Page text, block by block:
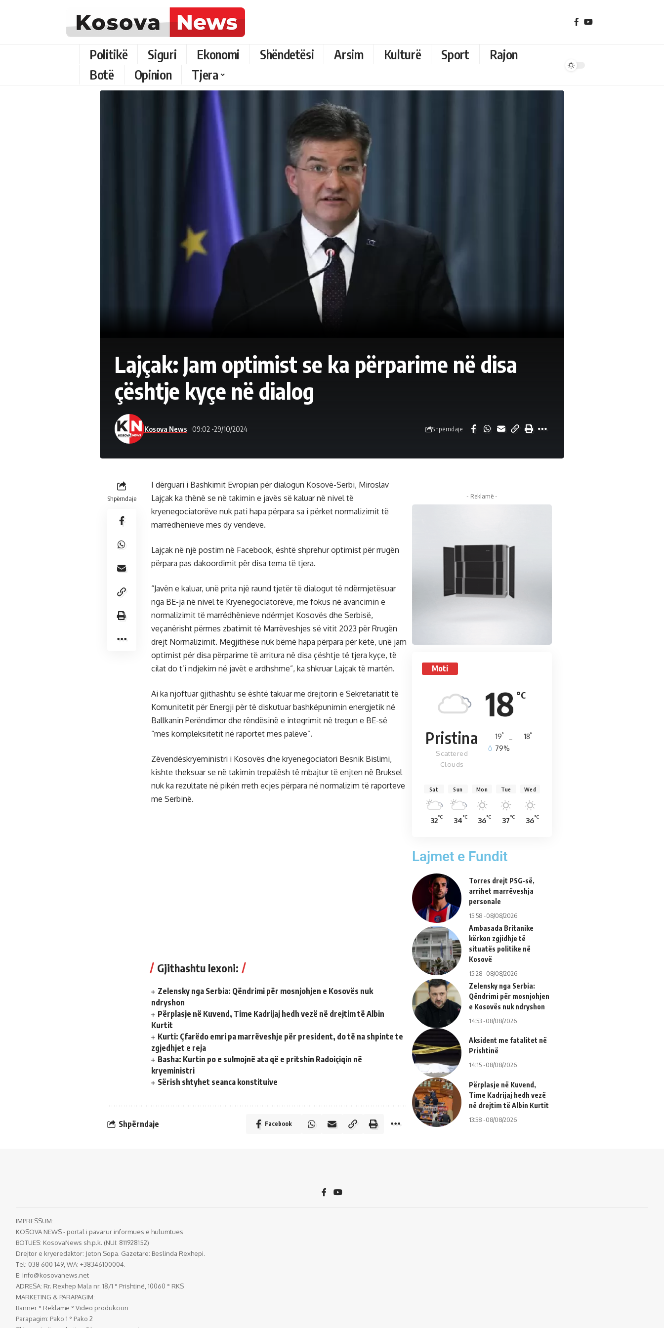
Politikë Siguri Ekonomi Shëndetësi Arsim Kulturë Sport
Rajon
Botë
Opinion Tjera
Lajçak: Jam optimist se ka përparime në disa
çështje kyçe në dialog
Kosova News 09:02 -29/10/2024 Shpërndaje
Shpërndaje
I dërguari i Bashkimit Evropian për dialogun Kosovë-Serbi, Miroslav
Lajçak ka thënë se në takimin e javës së kaluar në nivel të
kryenegociatorëve nuk pati hapa përpara sa i përket normalizimit të
marrëdhënieve mes dy vendeve.
Lajçak në një postim në Facebook, është shprehur optimist për rrugën
përpara pas dakoordimit për disa tema të tjera.
“Javën e kaluar, unë prita një raund tjetër të dialogut të ndërmjetësuar
nga BE-ja në nivel të Kryenegociatorëve, me fokus në avancimin e
normalizimit të marrëdhënieve ndërmjet Kosovës dhe Serbisë,
veçanërisht përmes zbatimit të Marrëveshjes së vitit 2023 për Rrugën
drejt Normalizimit. Megjithëse nuk bëmë hapa përpara për këtë, unë jam
optimist për disa përparime të arritura në disa çështje të tjera kyçe, të
cilat do t’i ndjekim në javët e ardhshme”, ka shkruar Lajçak të martën.
Ai ka njoftuar gjithashtu se është takuar me drejtorin e Sekretariatit të
Komunitetit për Energji për të diskutuar bashkëpunimin energjetik në
Ballkanin Perëndimor dhe rëndësinë e integrimit në tregun e BE-së
“mes kompleksitetit në raportet mes palëve”.
Zëvendëskryeministri i Kosovës dhe kryenegociatori Besnik Bislimi,
kishte theksuar se në takimin trepalësh të mbajtur të enjten në Bruksel
nuk ka rezultate në pikën rreth ecjes përpara në normalizim të raporteve
me Serbinë.
Gjithashtu lexoni:
Zelensky nga Serbia: Qëndrimi për mosnjohjen e Kosovës nuk
ndryshon
Përplasje në Kuvend, Time Kadrijaj hedh vezë në drejtim të Albin
Kurtit
Kurti: Çfarëdo emri pa marrëveshje për president, do të na shpinte te
zgjedhjet e reja
Basha: Kurtin po e sulmojnë ata që e pritshin Radoiçiqin në
kryeministri
Sërish shtyhet seanca konstituive
Shpërndaje Facebook
- Reklamë -
Moti
18 °C
Pristina
Scattered
Clouds
19° 18°
79%
Sat
32°C
Sun
34°C
Mon
36°C
Tue
37°C
Wed
36°C
Lajmet e Fundit
Torres drejt PSG-së,
arrihet marrëveshja
personale
15:58 -08/08/2026
Ambasada Britanike
kërkon zgjidhje të
situatës politike në
Kosovë
15:28 -08/08/2026
Zelensky nga Serbia:
Qëndrimi për mosnjohjen
e Kosovës nuk ndryshon
14:53 -08/08/2026
Aksident me fatalitet në
Prishtinë
14:15 -08/08/2026
Përplasje në Kuvend,
Time Kadrijaj hedh vezë
në drejtim të Albin Kurtit
13:58 -08/08/2026
IMPRESSUM:
KOSOVA NEWS - portal i pavarur informues e hulumtues
BOTUES: KosovaNews sh.p.k. (NUI: 811928152)
Drejtor e kryeredaktor: Jeton Sopa. Gazetare: Beslinda Rexhepi.
Tel: 038 600 149, WA: +38346100004.
E: info@kosovanews.net
ADRESA: Rr. Rexhep Mala nr. 18/1 ° Prishtinë, 10060 ° RKS
MARKETING & PARAPAGIM:
Banner ° Reklamë ° Video produkcion
Parapagim: Pako 1 ° Pako 2